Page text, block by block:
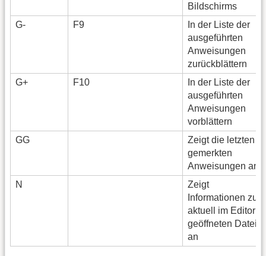
Bildschirms
G-
F9
In der Liste der
ausgeführten
Anweisungen
zurückblättern
G+
F10
In der Liste der
ausgeführten
Anweisungen
vorblättern
GG
Zeigt die letzten
gemerkten
Anweisungen an
N
Zeigt
Informationen zur
aktuell im Editor
geöffneten Datei
an